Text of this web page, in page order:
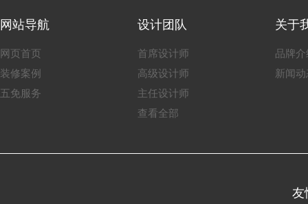
网站导航
网页首页
装修案例
五免服务
设计团队
首席设计师
高级设计师
主任设计师
查看全部
关于
品牌介
新闻动
友